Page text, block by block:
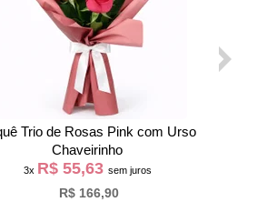
Box Sublime Combinação
3xR$ 118,63sem juros
R$ 355,90